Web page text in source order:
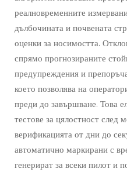
реалновременните
дълбочината и почвената
оценки за носимостта.
спрямо прогнозираните
предупреждения и
което позволява на
преди до завършване. Това
тестове за цялостност след
верификацията от дни до
автоматично маркирани с
генерират за всеки пилот и